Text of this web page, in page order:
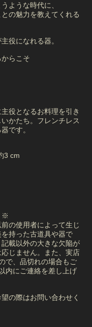
ような時代に、
の魅力を教えてくれる
役になれる器。
らこそ
役となるお料理を引き
かたち。フレンチレス
です。
3 cm
※
の使用者によって生じ
持った古道具や器で
載以外の大きな欠陥が
じません。また、実店
で、品切れの場合もご
内にご連絡を差し上げ
の際はお問い合わせく